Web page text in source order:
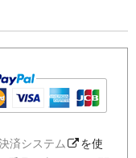
済システム
を使